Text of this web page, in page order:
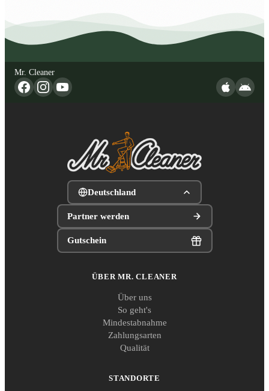
Mr. Cleaner
Deutschland
Partner werden
Gutschein
ÜBER MR. CLEANER
Über uns
So geht's
Mindestabnahme
Zahlungsarten
Qualität
STANDORTE